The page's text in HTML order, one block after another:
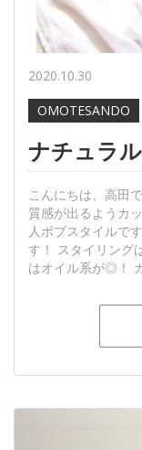
2020.10.30
OMOTESANDO
ナチュラ
こんにちは、高田
質感が出るようカ
人ボブスタイルで
す！ スタイリング
はオイル系が◎！